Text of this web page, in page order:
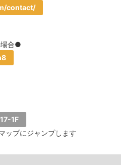
contact/
場合●
1F
ップにジャンプします